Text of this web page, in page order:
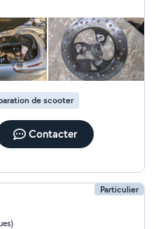
de scooter
Contacter
Particulier